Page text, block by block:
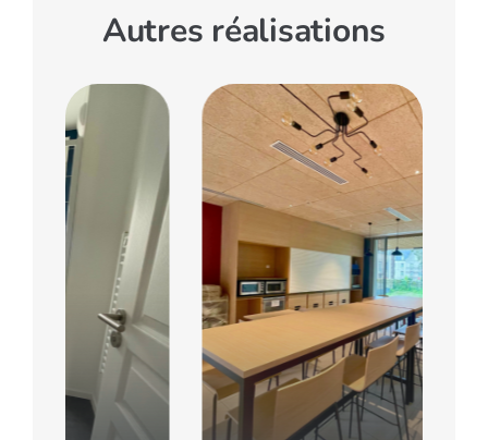
Autres réalisations